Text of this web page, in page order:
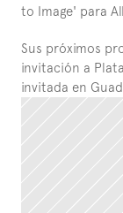
to Image' para
Sus próximos
invitación a
invitada en